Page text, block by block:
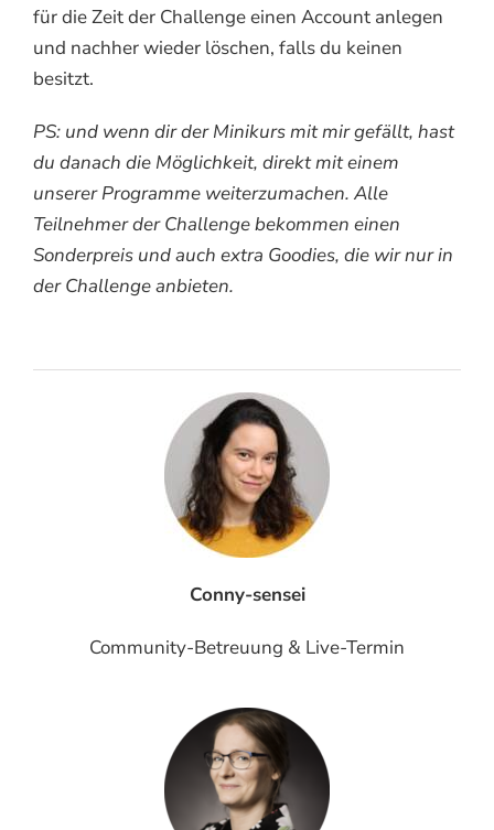
für die Zeit der Challenge einen Account anlegen
und nachher wieder löschen, falls du keinen
besitzt.
PS: und wenn dir der Minikurs mit mir gefällt, hast
du danach die Möglichkeit, direkt mit einem
unserer Programme weiterzumachen. Alle
Teilnehmer der Challenge bekommen einen
Sonderpreis und auch extra Goodies, die wir nur in
der Challenge anbieten.
Conny-sensei
Community-Betreuung & Live-Termin